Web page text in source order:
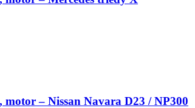
– Nissan Navara D23 / NP300